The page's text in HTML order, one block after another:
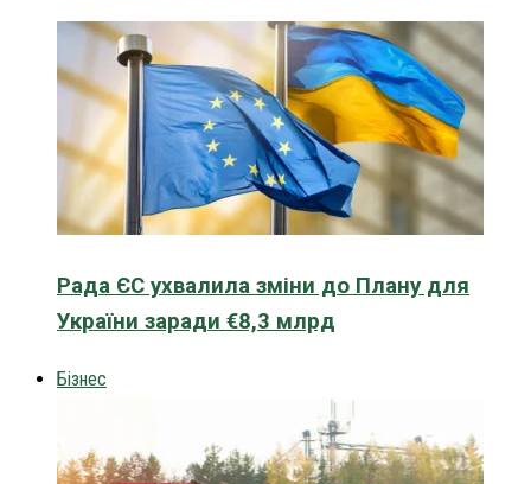
Рада ЄС ухвалила зміни до Плану для
України заради €8,3 млрд
Бізнес